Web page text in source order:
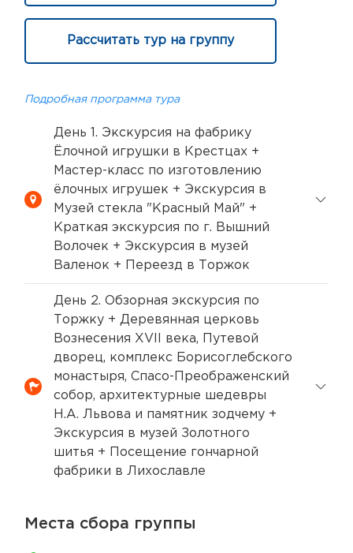
Рассчитать тур на группу
Подробная программа тура
День 1. Экскурсия на фабрику
Ёлочной игрушки в Крестцах +
Мастер-класс по изготовлению
ёлочных игрушек + Экскурсия в
Музей стекла "Красный Май" +
Краткая экскурсия по г. Вышний
Волочек + Экскурсия в музей
Валенок + Переезд в Торжок
День 2. Обзорная экскурсия по
Торжку + Деревянная церковь
Вознесения XVII века, Путевой
дворец, комплекс Борисоглебского
монастыря, Спасо-Преображенский
собор, архитектурные шедевры
Н.А. Львова и памятник зодчему +
Экскурсия в музей Золотного
шитья + Посещение гончарной
фабрики в Лихославле
Места сбора группы